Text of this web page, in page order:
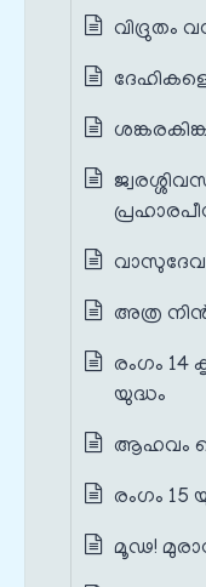
വിദ്രുതം
അത്ര
രംഗം
യുദ്ധം
ആഹവം
രംഗം 15
മൂഢ!